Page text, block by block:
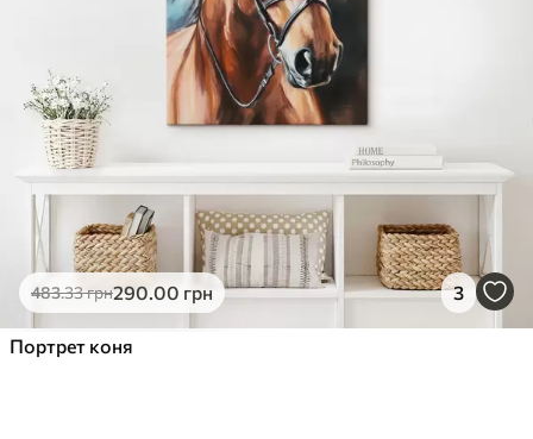
483.33грн290.00 грн 3
Портрет коня